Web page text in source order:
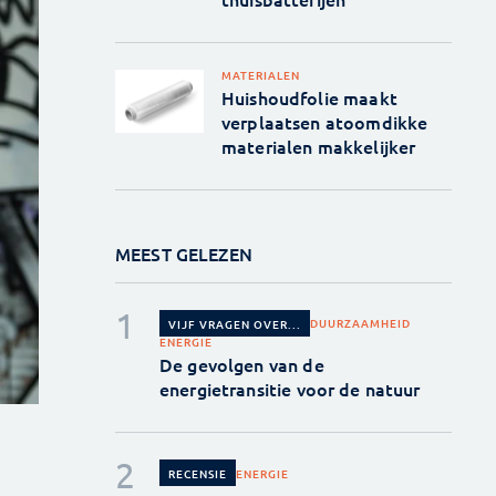
MATERIALEN
Huishoudfolie maakt
verplaatsen atoomdikke
materialen makkelijker
MEEST GELEZEN
VIJF VRAGEN OVER...
DUURZAAMHEID
ENERGIE
De gevolgen van de
energietransitie voor de natuur
RECENSIE ENERGIE